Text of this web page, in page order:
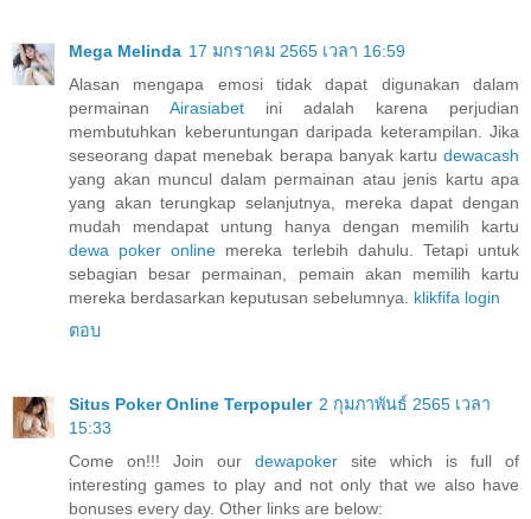
Mega Melinda 17 มกราคม 2565 เวลา 16:59
Alasan mengapa emosi tidak dapat digunakan dalam
permainan Airasiabet ini adalah karena perjudian
membutuhkan keberuntungan daripada keterampilan. Jika
seseorang dapat menebak berapa banyak kartu dewacash
yang akan muncul dalam permainan atau jenis kartu apa
yang akan terungkap selanjutnya, mereka dapat dengan
mudah mendapat untung hanya dengan memilih kartu
dewa poker online mereka terlebih dahulu. Tetapi untuk
sebagian besar permainan, pemain akan memilih kartu
mereka berdasarkan keputusan sebelumnya. klikfifa login
ตอบ
Situs Poker Online Terpopuler 2 กุมภาพันธ์ 2565 เวลา
15:33
Come on!!! Join our dewapoker site which is full of
interesting games to play and not only that we also have
bonuses every day. Other links are below: